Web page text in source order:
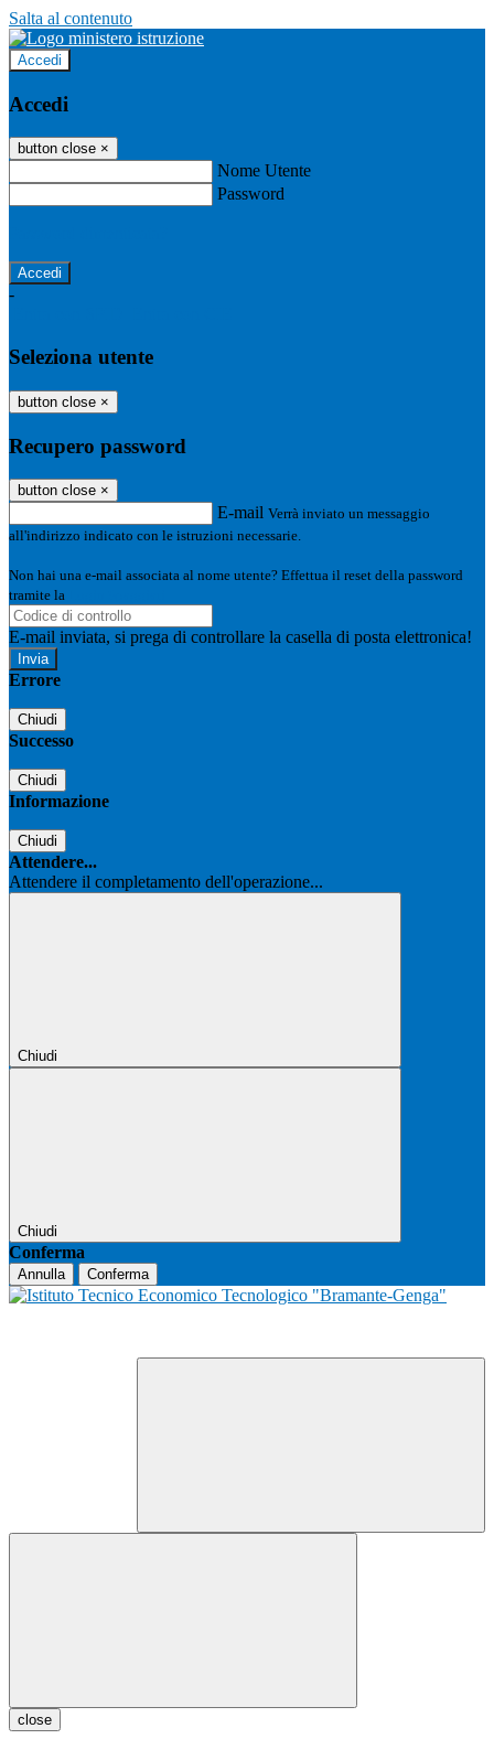
Salta al contenuto
Accedi
Accedi
button close ×
Nome Utente
Password
-
Seleziona utente
button close ×
Recupero password
button close ×
E-mail Verrà inviato un messaggio
all'indirizzo indicato con le istruzioni necessarie.
Non hai una e-mail associata al nome utente? Effettua il reset della password
tramite la
E-mail inviata, si prega di controllare la casella di posta elettronica!
Errore
Chiudi
Successo
Chiudi
Informazione
Chiudi
Attendere...
Attendere il completamento dell'operazione...
Chiudi
Chiudi
Conferma
Annulla Conferma
close